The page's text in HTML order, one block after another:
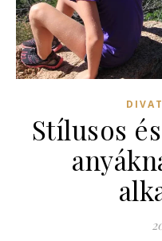
DIVAT
Stílusos